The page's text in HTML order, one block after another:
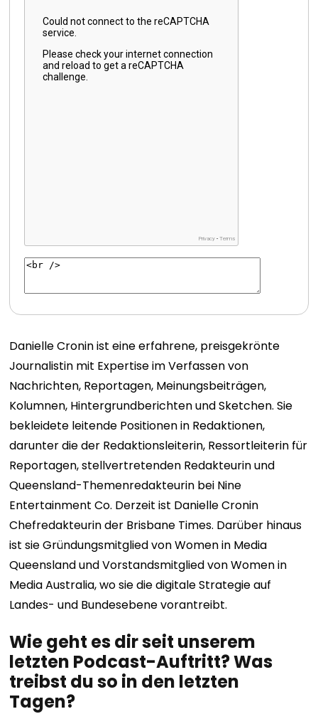
Danielle Cronin ist eine erfahrene, preisgekrönte
Journalistin mit Expertise im Verfassen von
Nachrichten, Reportagen, Meinungsbeiträgen,
Kolumnen, Hintergrundberichten und Sketchen. Sie
bekleidete leitende Positionen in Redaktionen,
darunter die der Redaktionsleiterin, Ressortleiterin für
Reportagen, stellvertretenden Redakteurin und
Queensland-Themenredakteurin bei Nine
Entertainment Co. Derzeit ist Danielle Cronin
Chefredakteurin der Brisbane Times. Darüber hinaus
ist sie Gründungsmitglied von Women in Media
Queensland und Vorstandsmitglied von Women in
Media Australia, wo sie die digitale Strategie auf
Landes- und Bundesebene vorantreibt.
Wie geht es dir seit unserem
letzten Podcast-Auftritt? Was
treibst du so in den letzten
Tagen?